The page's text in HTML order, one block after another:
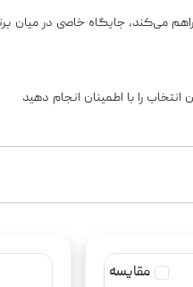
می‌کند، جایگاه خاصی در میان
را با اطمینان انجام دهید
مقایسه